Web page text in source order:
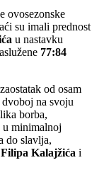
ovosezonske
su imali prednost
u nastavku
77:84
od osam
na svoju
borba,
minimalnoj
do slavlja,
Filipa Kalajžića i